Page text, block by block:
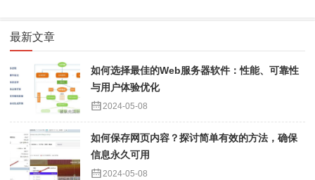
最新文章
如何选择最佳的Web服务器软件：性能、可靠性
与用户体验优化
2024-05-08
如何保存网页内容？探讨简单有效的方法，确保
信息永久可用
2024-05-08